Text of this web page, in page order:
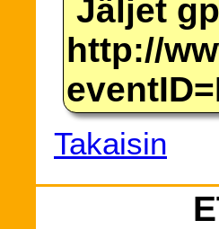
Jäljet
http://
Takaisin